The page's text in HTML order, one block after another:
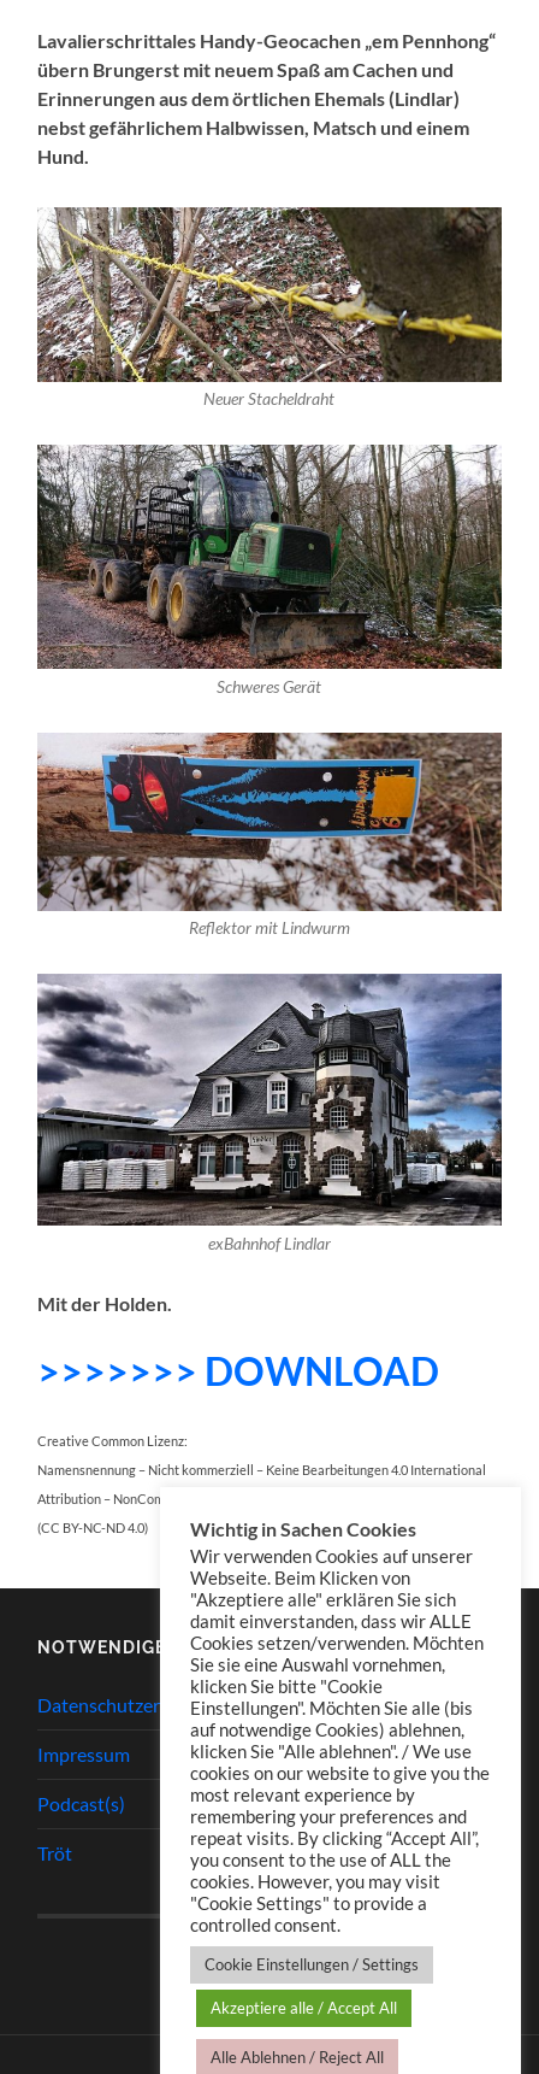
Lavalierschrittales Handy-Geocachen „em Pennhong“
übern Brungerst mit neuem Spaß am Cachen und
Erinnerungen aus dem örtlichen Ehemals (Lindlar)
nebst gefährlichem Halbwissen, Matsch und einem
Hund.
Neuer Stacheldraht
Schweres Gerät
Reflektor mit Lindwurm
exBahnhof Lindlar
Mit der Holden.
>>>>>>> DOWNLOAD
Creative Common Lizenz:
Namensnennung – Nicht kommerziell – Keine Bearbeitungen 4.0 International
Attribution – NonCommercial – NoDerivatives 4.0 International
(CC BY-NC-ND 4.0)
NOTWENDIGES
Datenschutzerklärung
Impressum
Podcast(s)
Tröt
Wichtig in Sachen Cookies
Wir verwenden Cookies auf unserer
Webseite. Beim Klicken von
"Akzeptiere alle" erklären Sie sich
damit einverstanden, dass wir ALLE
Cookies setzen/verwenden. Möchten
Sie sie eine Auswahl vornehmen,
klicken Sie bitte "Cookie
Einstellungen". Möchten Sie alle (bis
auf notwendige Cookies) ablehnen,
klicken Sie "Alle ablehnen". / We use
cookies on our website to give you the
most relevant experience by
remembering your preferences and
repeat visits. By clicking “Accept All”,
you consent to the use of ALL the
cookies. However, you may visit
"Cookie Settings" to provide a
controlled consent.
Cookie Einstellungen / Settings
Akzeptiere alle / Accept All
Alle Ablehnen / Reject All